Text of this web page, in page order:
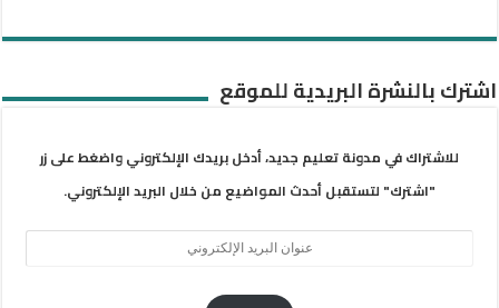
اشترك بالنشرة البريدية للموقع
للاشتراك في مدونة تعليم جديد، أدخل بريدك الإلكتروني واضغط على زر
"اشترك" لتستقبل أحدث المواضيع من خلال البريد الإلكتروني.